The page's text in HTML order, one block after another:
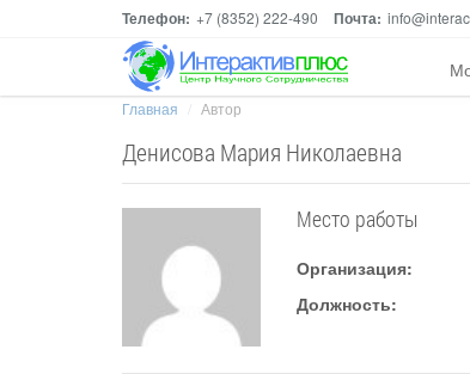
Телефон: +7 (8352) 222-490 Почта:
Главная Автор
Денисова Мария Николаевна
Место работы
Организация:
Должность: